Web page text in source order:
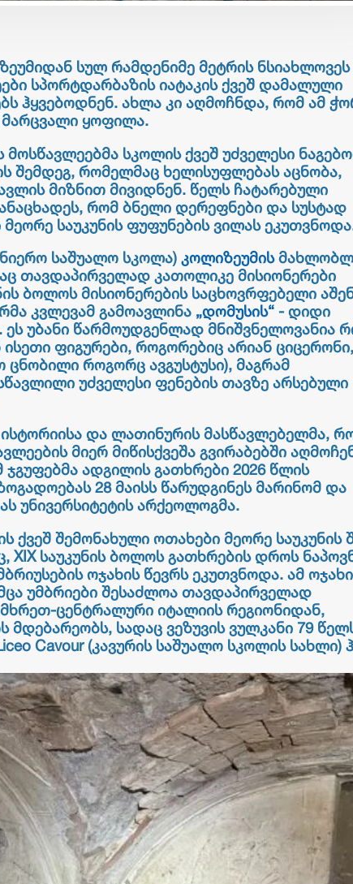
სულ რამდენიმე მეტრის ნსიახლოვეს
სპორტდარბაზის იატაკის ქვეშ დამალული
ჰყვებოდნენ. ახლა კი აღმოჩნდა, რომ ამ
ყოფილა.
სკოლის ქვეშ უძველესი
შემდეგ, რომელმაც ხელისუფლებას აცნობა,
მიზნით მივიდნენ. წელს ჩატარებული
რომ ბნელი დერეფნები და სუსტად
საუკუნის ფუფუნების ვილას
საშუალო სკოლა) კოლიზეუმის
თავდაპირველად კათოლიკე მისიონერები
ბოლოს მისიონერების საცხოვრფებელი
კვლევამ გამოავლინა „დომუსის“ - დიდი
უბანი წარმოუდგენლად მნიშვნელოვანია
ფიგურები, როგორებიც არიან ციცერონი,
ცნობილი როგორც ავგუსტუსი), მაგრამ
უძველესი ფენების თავზე არსებული
და ლათინურის მასწავლებელმა,
მიერ მიწისქვეშა გვირაბებში
ჯგუფებმა ადგილის გათხრები 2026 წლის
28 მაისს წარუდგინეს მარინომ და
უნივერსიტეტის არქეოლოგმა.
შემონახული ოთახები მეორე საუკუნის
საუკუნის ბოლოს გათხრების დროს
ოჯახის წევრს ეკუთვნოდა. ამ
უმბრიები შესაძლოა თავდაპირველად
ცენტრალური იტალიის რეგიონიდან,
სადაც ვეზუვის ვულკანი 79
Cavour (კავურის საშუალო სკოლის სახლი)